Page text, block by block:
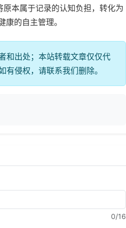
本属于记录的认知负担，转化为
的自主管理。
和出处；本站转载文章仅仅代
侵权，请联系我们删除。
0/16